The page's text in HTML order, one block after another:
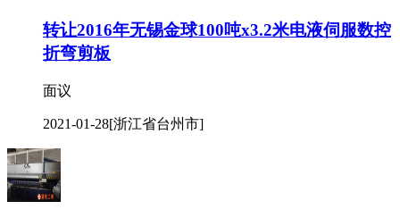
转让2016年无锡金球100吨x3.2米电液伺服数控
折弯剪板
面议
2021-01-28[浙江省台州市]